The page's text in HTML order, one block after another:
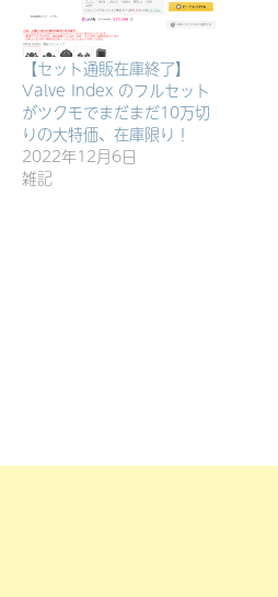
【セット通販在庫終了】
Valve Index のフルセット
がツクモでまだまだ10万切
りの大特価、在庫限り！
2022年12月6日
雑記